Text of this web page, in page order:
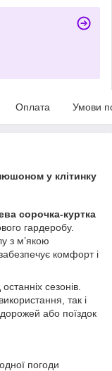
Оплата Умови
у клітинку
сорочка-куртка
гардеробу.
з м’якою
комфорт і
сезонів.
так і
або поїздок
погоди